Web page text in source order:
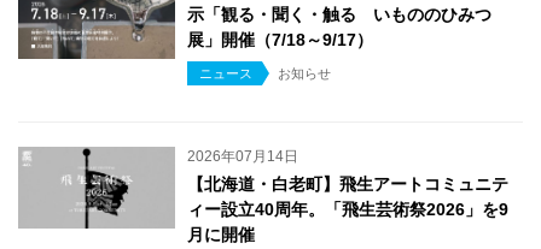
示「観る・聞く・触る いもののひみつ
展」開催（7/18～9/17）
ニュース お知らせ
2026年07月14日
【北海道・白老町】飛生アートコミュニテ
ィー設立40周年。「飛生芸術祭2026」を9
月に開催